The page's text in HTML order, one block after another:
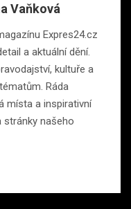
Vaňková
Expres24.cz
a aktuální dění.
kultuře a
Ráda
místa a inspirativní
stránky našeho